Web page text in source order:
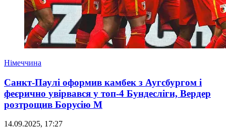
Німеччина
Санкт-Паулі оформив камбек з Аугсбургом і
феєрично увірвався у топ-4 Бундесліги, Вердер
розтрощив Борусію М
14.09.2025, 17:27